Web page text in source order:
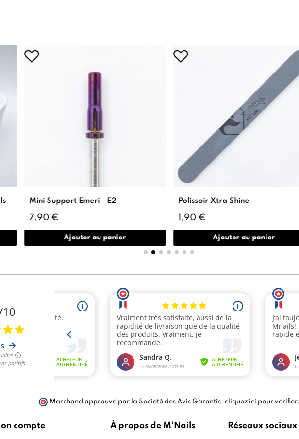
Mini Support Emeri - E2
7,90 €
Ajouter au panier
Polissoir Xtra Shine
1,90 €
Ajouter au panier
Marchand approuvé par la Société des Avis Garantis, cliquez ici pour vérifier.
compte À propos de M'Nails Réseaux sociaux